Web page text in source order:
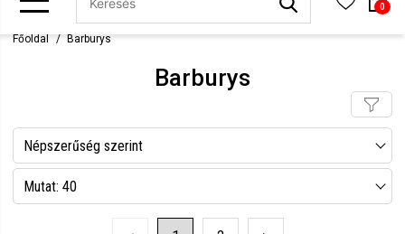
0
Főoldal Barburys
Barburys
Népszerűség szerint
Név szerint csökkenő
Mutat: 40